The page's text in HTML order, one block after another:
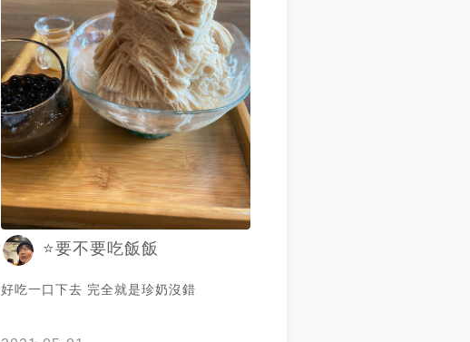
#food #foodie #foodblogger
#tt_lifestyle @fooder_tw
@foodie_wallpaper
⭐️要不要吃飯飯
好吃一口下去 完全就是珍奶沒錯